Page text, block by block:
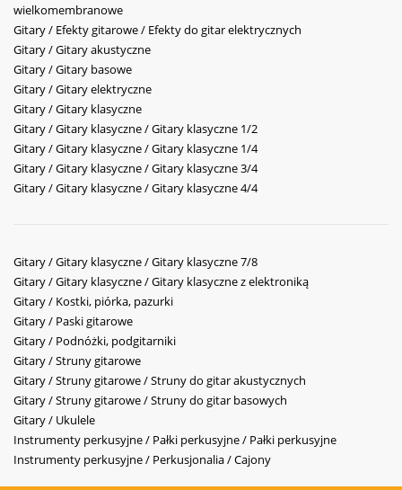
wielkomembranowe
Gitary / Efekty gitarowe / Efekty do gitar elektrycznych
Gitary / Gitary akustyczne
Gitary / Gitary basowe
Gitary / Gitary elektryczne
Gitary / Gitary klasyczne
Gitary / Gitary klasyczne / Gitary klasyczne 1/2
Gitary / Gitary klasyczne / Gitary klasyczne 1/4
Gitary / Gitary klasyczne / Gitary klasyczne 3/4
Gitary / Gitary klasyczne / Gitary klasyczne 4/4
Gitary / Gitary klasyczne / Gitary klasyczne 7/8
Gitary / Gitary klasyczne / Gitary klasyczne z elektroniką
Gitary / Kostki, piórka, pazurki
Gitary / Paski gitarowe
Gitary / Podnóżki, podgitarniki
Gitary / Struny gitarowe
Gitary / Struny gitarowe / Struny do gitar akustycznych
Gitary / Struny gitarowe / Struny do gitar basowych
Gitary / Ukulele
Instrumenty perkusyjne / Pałki perkusyjne / Pałki perkusyjne
Instrumenty perkusyjne / Perkusjonalia / Cajony